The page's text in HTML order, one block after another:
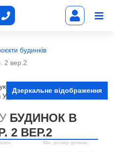
будинків
2 вер.2
Дзеркальне відображення
БУДИНОК В
2 ВЕР.2
Мін. розмір ділянки: